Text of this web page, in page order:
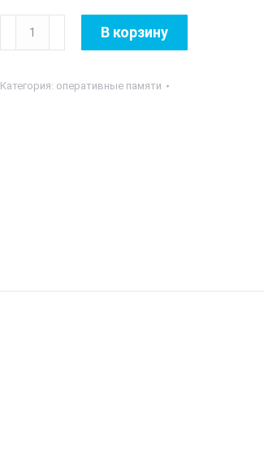
Количество
товара
DDR4
В корзину
Категория: оперативные памяти